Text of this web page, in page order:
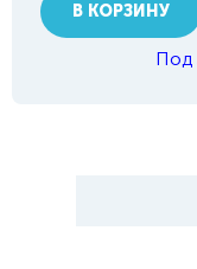
В КОРЗИНУ
Под